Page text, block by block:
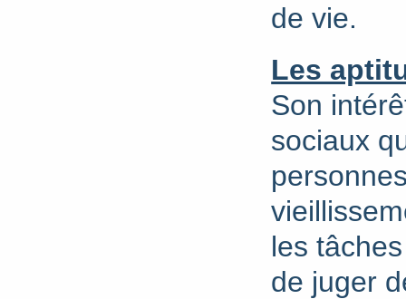
de vie.
Les
Son
sociaux
les
de juger